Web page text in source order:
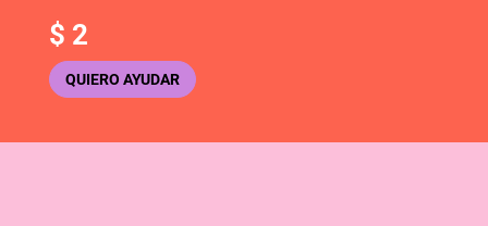
$ 2
QUIERO AYUDAR